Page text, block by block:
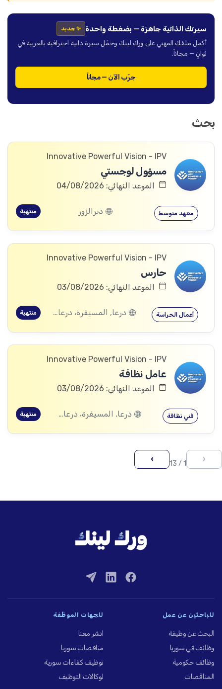
سيرتك الذاتية جاهزة — بضغطة واحدة ✨ جديد
أكمل ملفك المهني على ورك لينك وحمّل سيرة ذاتية احترافية بالعربية في
ثوانٍ — مجاناً.
جرّب الآن — مجاناً
بحث
Innovative Powerful Vision - IPV
مسؤول لوجستي
الموعد النهائي: 04/08/2026
معهد متوسط ديرالزور منتهية
Innovative Powerful Vision - IPV
حارس
الموعد النهائي: 03/08/2026
أعمال الحراسة درعا, المسيفرة، درعا, الجيزة، درعا, بصر الحرير، درعا منتهية
Innovative Powerful Vision - IPV
عامل نظافة
الموعد النهائي: 03/08/2026
فني نظافة درعا, المسيفرة، درعا, الجيزة، درعا, بصر الحرير، درعا منتهية
‹
1 / 13
›
للباحثين عن عمل
البحث عن وظيفة
وظائف في سوريا
وظائف حكومية
المناقصات
للجهات الموظِّفة
انشر معنا
مناقصات سوريا
توظيف كفاءات سورية
لوكالات التوظيف